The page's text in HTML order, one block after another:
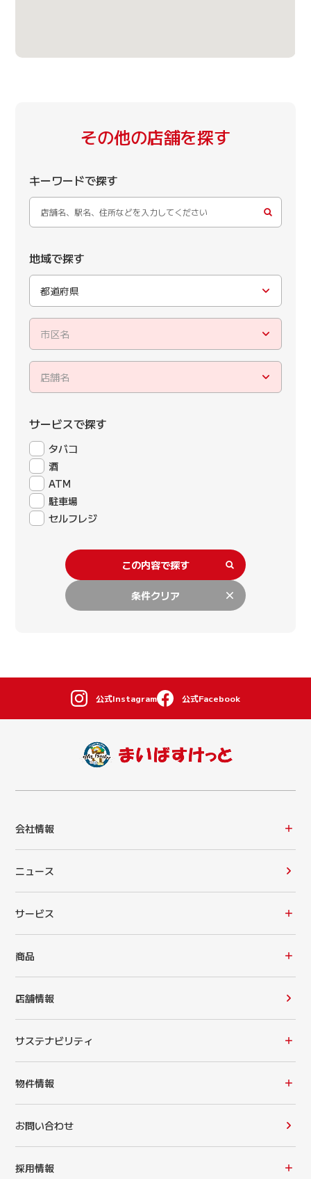
その他の店舗を探す
キーワードで探す
地域で探す
都道府県
市区名
店舗名
サービスで探す
タバコ
酒
ATM
駐車場
セルフレジ
この内容で探す
条件クリア
公式Instagram 公式Facebook
会社情報
ニュース
サービス
商品
店舗情報
サステナビリティ
物件情報
お問い合わせ
採用情報